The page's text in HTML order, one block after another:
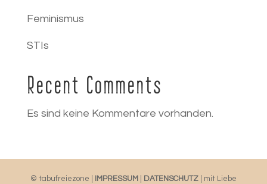
Feminismus
STIs
Recent Comments
Es sind keine Kommentare vorhanden.
© tabufreiezone | IMPRESSUM DATENSCHUTZ| mit Liebe